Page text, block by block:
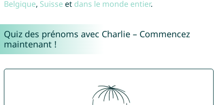
Belgique, Suisse et dans le monde entier.
Quiz des prénoms avec Charlie – Commencez
maintenant !